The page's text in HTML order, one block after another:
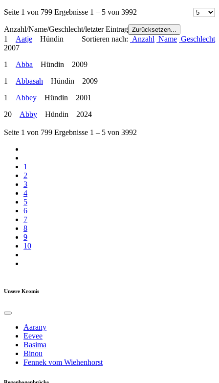
Seite 1 von 799 Ergebnisse 1 – 5 von 3992
Anzahl/Name/Geschlecht/letzter Eintrag
Sortieren nach: Anzahl Name Geschlecht
Zurücksetzen...
1 Aatje Hündin
2007
1 Abba Hündin 2009
1 Abbasah Hündin 2009
1 Abbey Hündin 2001
20 Abby Hündin 2024
Seite 1 von 799 Ergebnisse 1 – 5 von 3992
1
2
3
4
5
6
7
8
9
10
Unsere Kromis
Aarany
Eevee
Basima
Binou
Fennek vom Wiehenhorst
Regenbogenbrücke